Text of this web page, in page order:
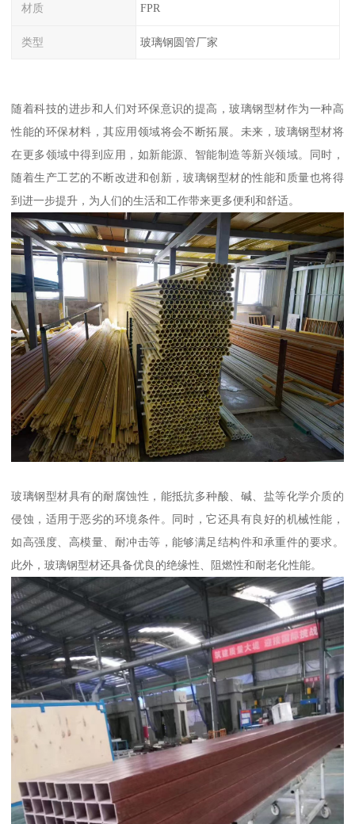
材质 FPR
类型 玻璃钢圆管厂家
随着科技的进步和人们对环保意识的提高，玻璃钢型材作为一种高
性能的环保材料，其应用领域将会不断拓展。未来，玻璃钢型材将
在更多领域中得到应用，如新能源、智能制造等新兴领域。同时，
随着生产工艺的不断改进和创新，玻璃钢型材的性能和质量也将得
到进一步提升，为人们的生活和工作带来更多便利和舒适。
玻璃钢型材具有的耐腐蚀性，能抵抗多种酸、碱、盐等化学介质的
侵蚀，适用于恶劣的环境条件。同时，它还具有良好的机械性能，
如高强度、高模量、耐冲击等，能够满足结构件和承重件的要求。
此外，玻璃钢型材还具备优良的绝缘性、阻燃性和耐老化性能。